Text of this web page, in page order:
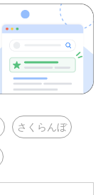
さくらんぼ